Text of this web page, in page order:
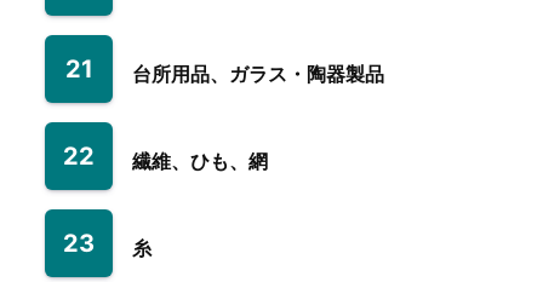
21 台所用品、ガラス・陶器製品
22 繊維、ひも、網
23 糸